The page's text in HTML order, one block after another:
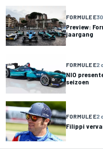
FORMULE E
Preview:
jaargang
FORMULE E2
NIO
seizoen
FORMULE E2
Filippi